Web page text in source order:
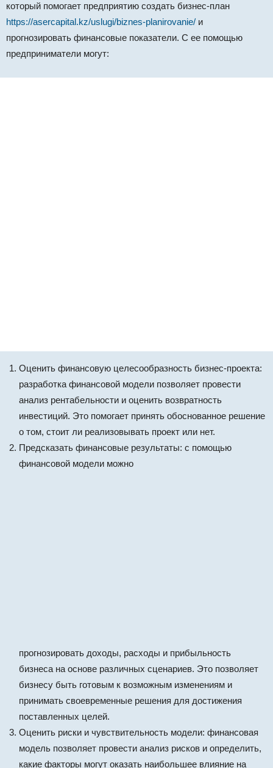
который помогает предприятию создать бизнес-план
https://asercapital.kz/uslugi/biznes-planirovanie/ и
прогнозировать финансовые показатели. С ее помощью
предприниматели могут:
Оценить финансовую целесообразность бизнес-проекта:
разработка финансовой модели позволяет провести
анализ рентабельности и оценить возвратность
инвестиций. Это помогает принять обоснованное решение
о том, стоит ли реализовывать проект или нет.
Предсказать финансовые результаты: с помощью
финансовой модели можно
прогнозировать доходы, расходы и прибыльность
бизнеса на основе различных сценариев. Это позволяет
бизнесу быть готовым к возможным изменениям и
принимать своевременные решения для достижения
поставленных целей.
Оценить риски и чувствительность модели: финансовая
модель позволяет провести анализ рисков и определить,
какие факторы могут оказать наибольшее влияние на